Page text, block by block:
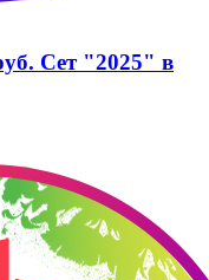
Сет "2025" в